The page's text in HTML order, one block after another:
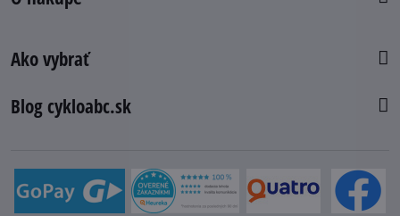
Ako vybrať
Blog cykloabc.sk